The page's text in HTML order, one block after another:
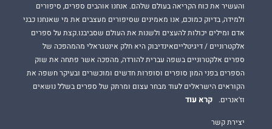
והעשיר את כוח הקריאה בעולם שלהם. אנחנו אוהבים ספרים, סיפורים
ולמידה, בדיוק כמוכם, אנו מאמינים שסיפורים מעצבים את מי שאנחנו כבני
אדם ומילים יכולות להעצים ולשנות את העולם שסביבנו.קצת על ספרים
אלקטרוניים / דיגיטלייםאינדיבוק היא חלק אינטגראלי מהמהפכה של
ספרים אלקטרוניים בשפה עברית להורדה, מהפכה אשר פתחה את שוק
הספרים בפני המון סופרים וסופרות חדשים ומוכשרים ובעיקר חשפה את
הקוראים הישראלים לעוד מבחר עצום ומרתק של ספרים בשלל נושאים
וז'אנרים.
קרא עוד
יצירת קשר